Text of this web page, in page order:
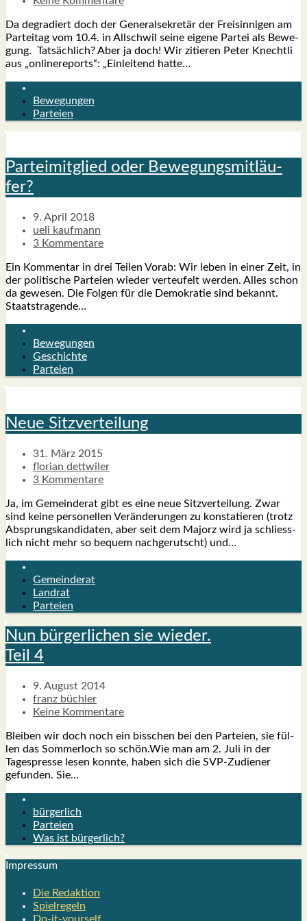
Da degra­diert doch der Gene­ral­se­kre­tär der Frei­sin­ni­gen am
Par­tei­tag vom 10.4. in All­schwil sei­ne eige­ne Par­tei als Bewe­
gung. Tat­säch­lich? Aber ja doch! Wir zitie­ren Peter Knecht­li
aus „online­re­ports“: „Ein­lei­tend hat­te…
Bewegungen
Parteien
Par­tei­mit­glied oder Bewe­gungs­mit­läu­
fer?
9. April 2018
ueli kaufmann
3 Kommentare
Ein Kom­men­tar in drei Tei­len Vor­ab: Wir leben in einer Zeit, in
der poli­ti­sche Par­tei­en wie­der ver­teu­felt wer­den. Alles schon
da gewe­sen. Die Fol­gen für die Demo­kra­tie sind bekannt.
Staats­tra­gen­de…
Bewegungen
Geschichte
Parteien
Neue Sitz­ver­tei­lung
31. März 2015
florian dettwiler
3 Kommentare
Ja, im Gemein­de­rat gibt es eine neue Sitz­ver­tei­lung. Zwar
sind kei­ne per­so­nel­len Ver­än­de­run­gen zu kon­sta­tie­ren (trotz
Absprungs­kan­di­da­ten, aber seit dem Majorz wird ja schliess­
lich nicht mehr so bequem nach­ge­rutscht) und…
Gemeinderat
Landrat
Parteien
Nun bür­ger­li­chen sie wie­der.
Teil 4
9. August 2014
franz büchler
Keine Kommentare
Blei­ben wir doch noch ein biss­chen bei den Par­tei­en, sie fül­
len das Som­mer­loch so schön.Wie man am 2. Juli in der
Tages­pres­se lesen konn­te, haben sich die SVP-Zudie­­ner
gefun­den. Sie…
bürgerlich
Parteien
Was ist bürgerlich?
Impres­sum
Die Redak­ti­on
Spiel­re­geln